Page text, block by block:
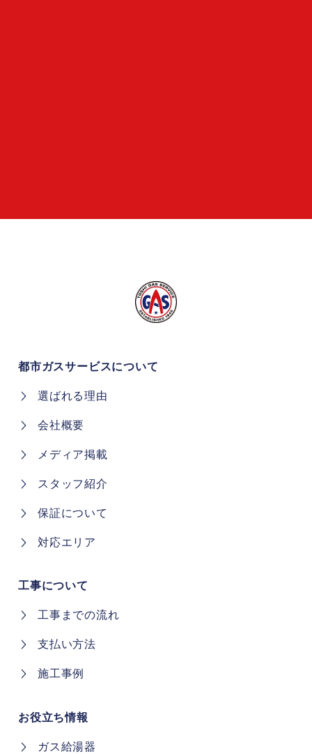
対応エリア
都市ガスサービスについて
選ばれる理由
会社概要
メディア掲載
スタッフ紹介
保証について
お役立ち情報
ガス給湯器
工事までの流れ
施工事例
支払い方法
工事について